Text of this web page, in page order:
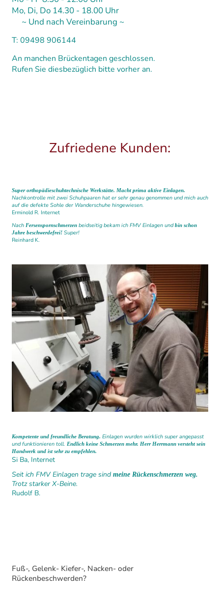
Mo, Di, Do 14.30 - 18.00 Uhr
~ Und nach Vereinbarung ~
T: 09498 906144
An manchen Brückentagen geschlossen.
Rufen Sie diesbezüglich bitte vorher an.
Zufriedene Kunden:
Super orthopädieschuhtechnische Werkstätte. Macht prima aktive Einlagen.
Nachkontrolle mit zwei Schuhpaaren hat er sehr genau genommen und mich auch
auf die defekte Sohle der Wanderschuhe hingewiesen.
Erminold R. Internet
Nach Fersenspornschmerzen beidseitig bekam ich FMV Einlagen undbin schon
Jahre beschwerdefrei! Super!
Reinhard K.
Kompetente und freundliche Beratung. Einlagen wurden wirklich super angepasst
und funktionieren toll. Endlich keine Schmerzen mehr. Herr Herrmann versteht sein
Handwerk und ist sehr zu empfehlen.
Si Ba, Internet
Seit ich FMV Einlagen trage sind meine Rückenschmerzen weg.
Trotz starker X-Beine.
Rudolf B.
Fuß-, Gelenk- Kiefer-, Nacken- oder
Rückenbeschwerden?